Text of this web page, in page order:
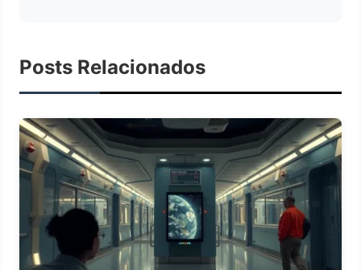
Posts Relacionados